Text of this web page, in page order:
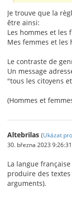
Je trouve que la
être ainsi:
Les hommes et les
Mes femmes et les
Le contraste de
Un message
"tous les citoyens
(Hommes et
Altebrilas (Ukázat
30. března 2023 9:26:31
La langue
produire des
arguments).